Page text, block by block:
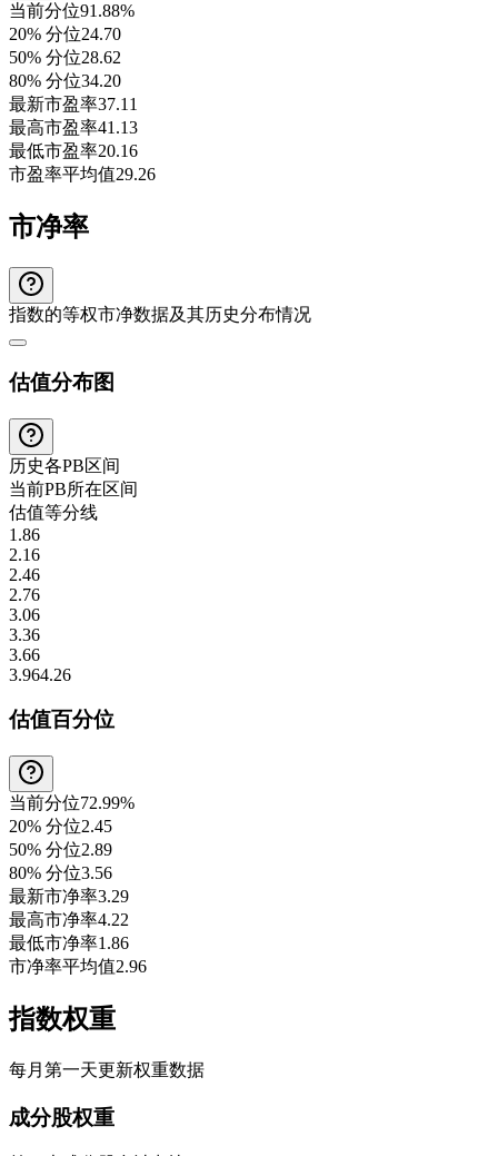
当前分位91.88%
20% 分位24.70
50% 分位28.62
80% 分位34.20
最新市盈率37.11
最高市盈率41.13
最低市盈率20.16
市盈率平均值29.26
市净率
指数的等权市净数据及其历史分布情况
估值分布图
历史各PB区间
当前PB所在区间
估值等分线
1.86
2.16
2.46
2.76
3.06
3.36
3.66
3.964.26
估值百分位
当前分位72.99%
20% 分位2.45
50% 分位2.89
80% 分位3.56
最新市净率3.29
最高市净率4.22
最低市净率1.86
市净率平均值2.96
指数权重
每月第一天更新权重数据
成分股权重